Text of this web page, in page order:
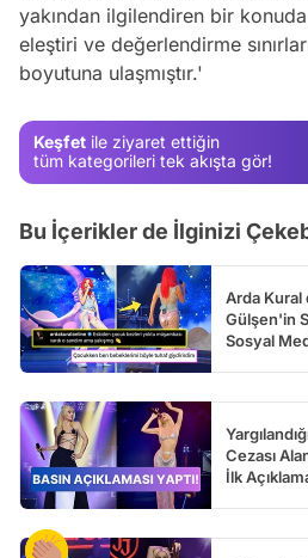
yakından ilgilendiren bir
eleştiri ve değerlendirme
boyutuna ulaşmıştır.'
Keşfet ile ziyaret ettiğin
tüm kategorileri tek akışta gör!
Bu İçerikler de İlginizi
Arda Kural
Gülşen'in
Sosyal
Cezası
İlk